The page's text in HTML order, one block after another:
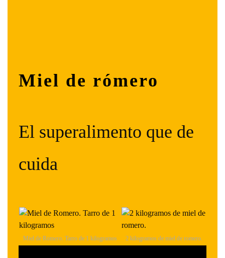
Miel de rómero
El superalimento que de
cuida
Miel de Romero. Tarro de 1 kilogramos 2 kilogramos de miel de romero.